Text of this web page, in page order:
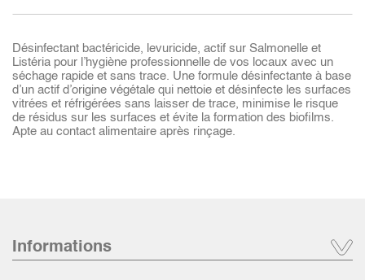
Désinfectant bactéricide, levuricide, actif sur Salmonelle et
Listéria pour l’hygiène professionnelle de vos locaux avec un
séchage rapide et sans trace. Une formule désinfectante à base
d’un actif d’origine végétale qui nettoie et désinfecte les surfaces
vitrées et réfrigérées sans laisser de trace, minimise le risque
de résidus sur les surfaces et évite la formation des biofilms.
Apte au contact alimentaire après rinçage.
Informations